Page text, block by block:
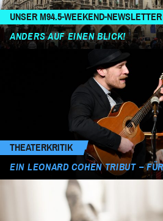
UNSER M94.5-WEEKEND-NEWSLETTER
ANDERS AUF EINEN BLICK!
THEATERKRITIK
EIN LEONARD COHEN TRIBUT –